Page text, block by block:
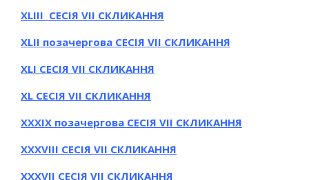
ХLІІІ СЕСІЯ VII СКЛИКАННЯ
ХLІІ позачергова СЕСІЯ VII СКЛИКАННЯ
ХLІ СЕСІЯ VII СКЛИКАННЯ
ХL СЕСІЯ VII СКЛИКАННЯ
ХXХІХ позачергова СЕСІЯ VII СКЛИКАННЯ
ХXХVІІІ СЕСІЯ VII СКЛИКАННЯ
ХXХVІІ СЕСІЯ VII СКЛИКАННЯ